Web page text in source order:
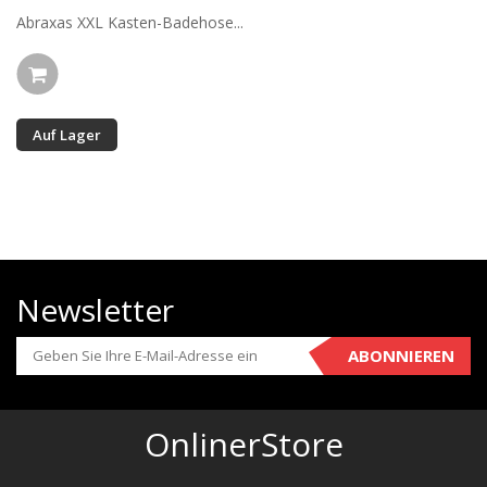
Abraxas XXL Kasten-Badehose...
Auf Lager
Newsletter
ABONNIEREN
OnlinerStore